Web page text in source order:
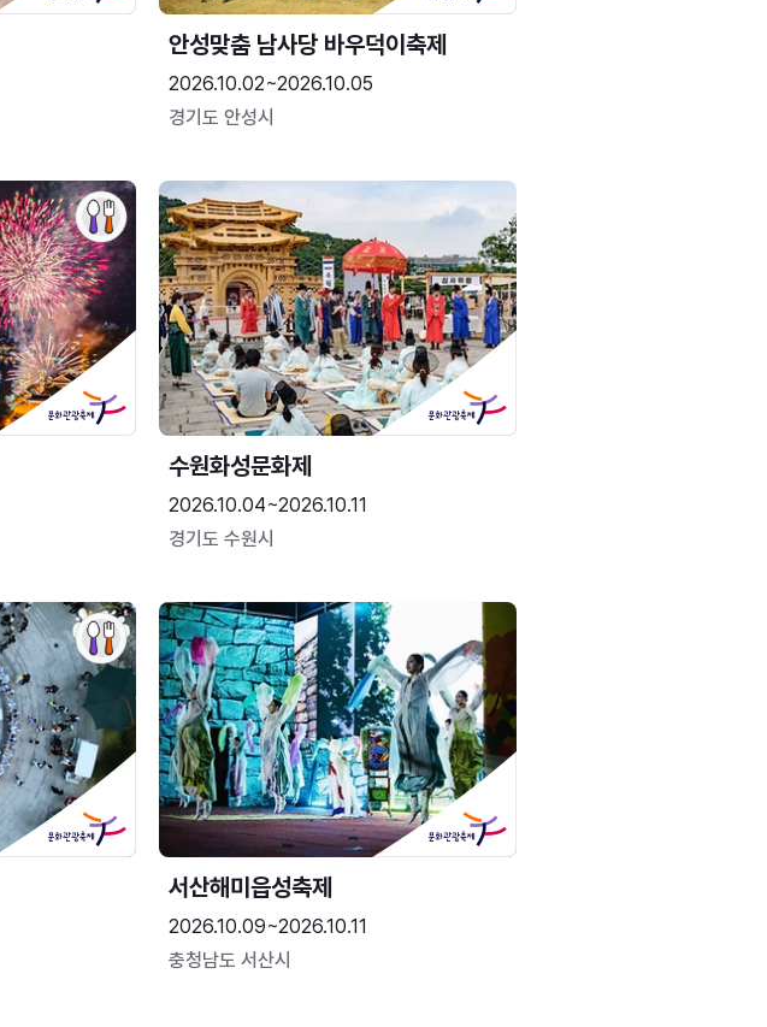
안성맞춤 남사당 바우덕이축제
2026.10.02~2026.10.05
경기도 안성시
수원화성문화제
2026.10.04~2026.10.11
경기도 수원시
서산해미읍성축제
2026.10.09~2026.10.11
충청남도 서산시